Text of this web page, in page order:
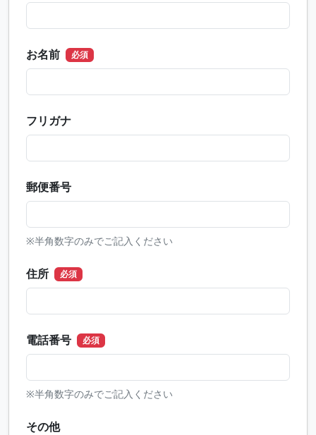
お名前 必須
フリガナ
郵便番号
※半角数字のみでご記入ください
住所 必須
電話番号 必須
※半角数字のみでご記入ください
その他